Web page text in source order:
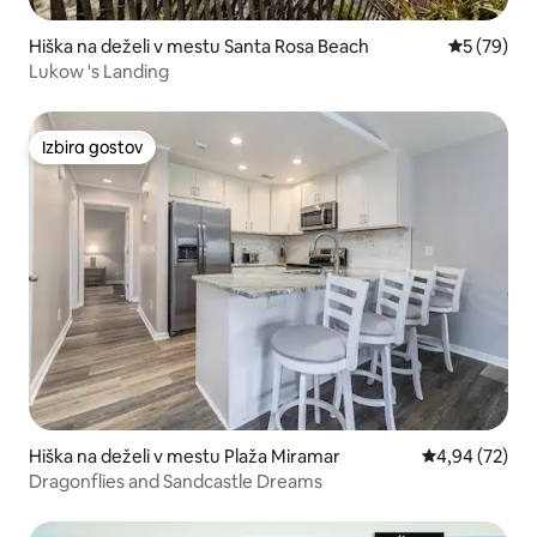
Hiška na deželi v mestu Santa Rosa Beach
5 (79)
Lukow 's Landing
Izbira gostov
Izbira gostov
Hiška na deželi v mestu Plaža Miramar Povprečna
4,94 (72)
Dragonflies and Sandcastle Dreams